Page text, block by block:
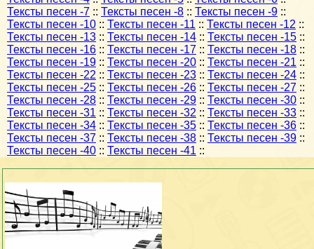
Тексты песен -7 :: Тексты песен -8 :: Тексты песен -9 ::
Тексты песен -10 :: Тексты песен -11 :: Тексты песен -12 ::
Тексты песен -13 :: Тексты песен -14 :: Тексты песен -15 ::
Тексты песен -16 :: Тексты песен -17 :: Тексты песен -18 ::
Тексты песен -19 :: Тексты песен -20 :: Тексты песен -21 ::
Тексты песен -22 :: Тексты песен -23 :: Тексты песен -24 ::
Тексты песен -25 :: Тексты песен -26 :: Тексты песен -27 ::
Тексты песен -28 :: Тексты песен -29 :: Тексты песен -30 ::
Тексты песен -31 :: Тексты песен -32 :: Тексты песен -33 ::
Тексты песен -34 :: Тексты песен -35 :: Тексты песен -36 ::
Тексты песен -37 :: Тексты песен -38 :: Тексты песен -39 ::
Тексты песен -40 :: Тексты песен -41 ::